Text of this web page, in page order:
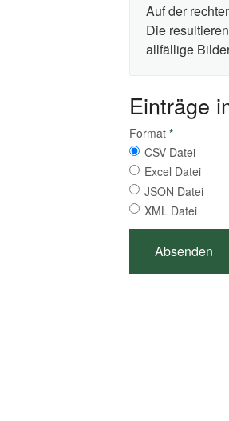
Auf der
Die
allfällige
Einträge
Format *
CSV Datei
Excel Datei
JSON Datei
XML Datei